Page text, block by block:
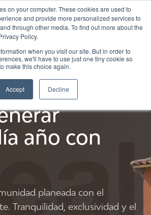
on your computer. These cookies are used to
and provide more personalized services to
through other media. To find out more about the
Policy.
when you visit our site. But in order to
we'll have to use just one tiny cookie so
make this choice again.
Accept Decline
ahora! Tel:55 2139 7220
venta en
diseñadas
año con
planeada con el
Tranquilidad, exclusividad y el